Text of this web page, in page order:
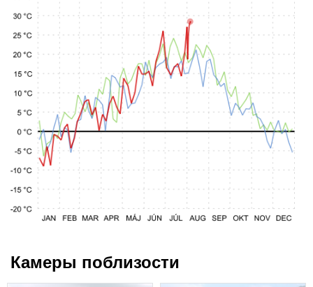
Камеры поблизости